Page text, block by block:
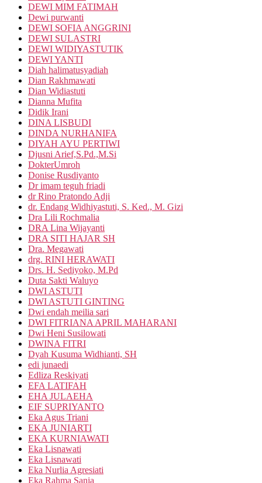
DEWI MIM FATIMAH
Dewi purwanti
DEWI SOFIA ANGGRINI
DEWI SULASTRI
DEWI WIDIYASTUTIK
DEWI YANTI
Diah halimatusyadiah
Dian Rakhmawati
Dian Widiastuti
Dianna Mufita
Didik Irani
DINA LISBUDI
DINDA NURHANIFA
DIYAH AYU PERTIWI
Djusni Arief,S.Pd.,M.Si
DokterUmroh
Donise Rusdiyanto
Dr imam teguh friadi
dr Rino Pratondo Adji
dr. Endang Widhiyastuti, S. Ked., M. Gizi
Dra Lili Rochmalia
DRA Lina Wijayanti
DRA SITI HAJAR SH
Dra. Megawati
drg. RINI HERAWATI
Drs. H. Sediyoko, M.Pd
Duta Sakti Waluyo
DWI ASTUTI
DWI ASTUTI GINTING
Dwi endah meilia sari
DWI FITRIANA APRIL MAHARANI
Dwi Heni Susilowati
DWINA FITRI
Dyah Kusuma Widhianti, SH
edi junaedi
Edliza Reskiyati
EFA LATIFAH
EHA JULAEHA
EIF SUPRIYANTO
Eka Agus Triani
EKA JUNIARTI
EKA KURNIAWATI
Eka Lisnawati
Eka Lisnawati
Eka Nurlia Agresiati
Eka Rahma Sania